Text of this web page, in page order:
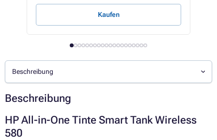
Kaufen
Beschreibung
Beschreibung
HP All-in-One Tinte Smart Tank Wireless
580